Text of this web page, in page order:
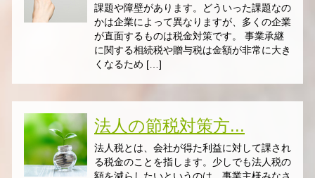
課題や障壁があります。どういった課題なの
かは企業によって異なりますが、多くの企業
が直面するものは税金対策です。 事業承継
に関する相続税や贈与税は金額が非常に大き
くなるため […]
法人の節税対策方...
法人税とは、会社が得た利益に対して課され
る税金のことを指します。少しでも法人税の